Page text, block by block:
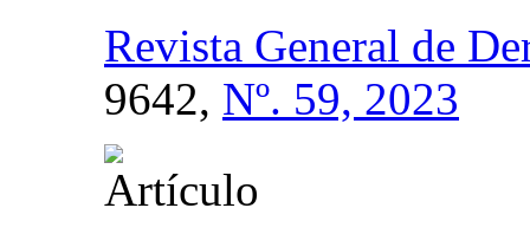
Revista General de
9642, Nº. 59, 2023